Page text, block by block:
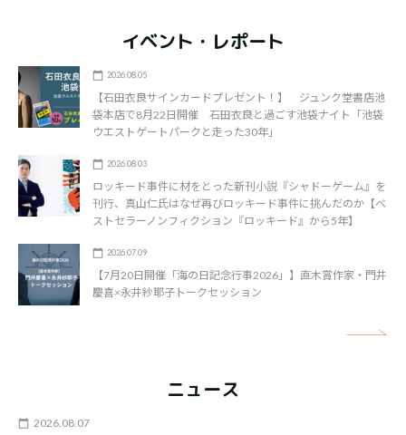
イベント・レポート
2026.08.05
【石田衣良サインカードプレゼント！】 ジュンク堂書店池
袋本店で8月22日開催 石田衣良と過ごす池袋ナイト「池袋
ウエストゲートパークと走った30年」
2026.08.03
ロッキード事件に材をとった新刊小説『シャドーゲーム』を
刊行、真山仁氏はなぜ再びロッキード事件に挑んだのか【ベ
ストセラーノンフィクション『ロッキード』から5年】
2026.07.09
【7月20日開催「海の日記念行事2026」】直木賞作家・門井
慶喜×永井紗耶子トークセッション
ニュース
2026.08.07